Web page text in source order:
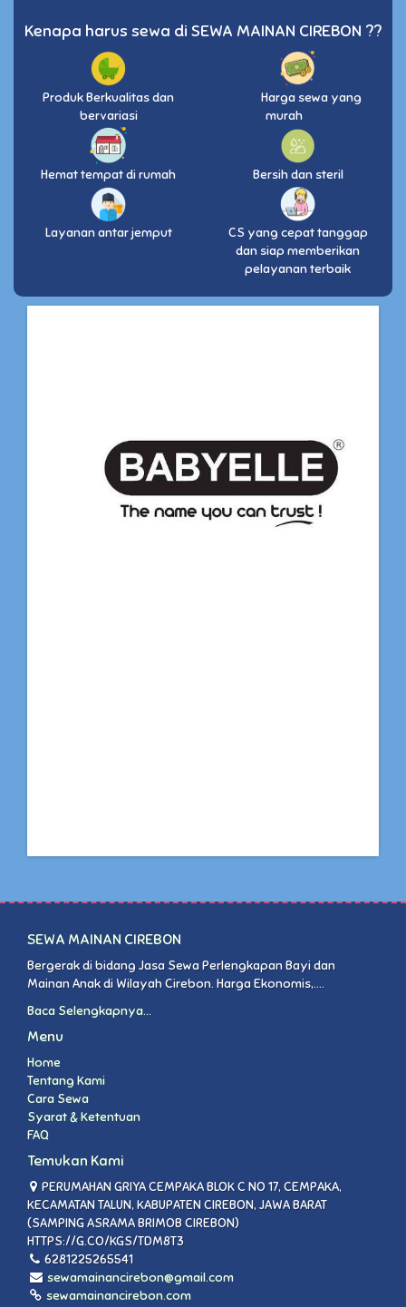
Kenapa harus sewa di SEWA MAINAN CIREBON ??
Produk Berkualitas dan
bervariasi
Harga sewa yang
murah
Hemat tempat di rumah Bersih dan steril
Layanan antar jemput
CS yang cepat tanggap
dan siap memberikan
pelayanan terbaik
SEWA MAINAN CIREBON
Bergerak di bidang Jasa Sewa Perlengkapan Bayi dan
Mainan Anak di Wilayah Cirebon. Harga Ekonomis,....
Baca Selengkapnya...
Menu
Home
Tentang Kami
Cara Sewa
Syarat & Ketentuan
FAQ
Temukan Kami
PERUMAHAN GRIYA CEMPAKA BLOK C NO 17, CEMPAKA,
KECAMATAN TALUN, KABUPATEN CIREBON, JAWA BARAT
(SAMPING ASRAMA BRIMOB CIREBON)
HTTPS://G.CO/KGS/TDM8T3
6281225265541
sewamainancirebon@gmail.com
sewamainancirebon.com